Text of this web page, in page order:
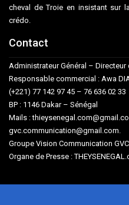
cheval de Troie en insistant sur
crédo.
Contact
Administrateur Général –
Responsable commercial : Awa
(+221) 77 142 97 45 – 76 636 02 33
BP : 1146 Dakar – Sénégal
Mails :
gvc.communication@gmail.com.
Groupe Vision Communication
Organe de Presse :